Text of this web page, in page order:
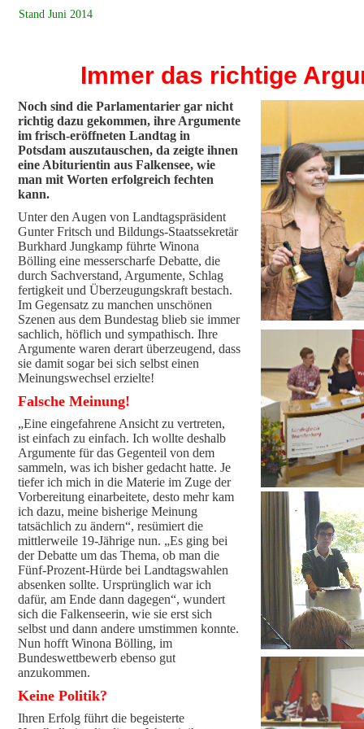
Immer das richtige
Stand Juni 2014
Noch sind die Parlamentarier gar nicht
richtig dazu gekommen, ihre Argumente
im frisch-eröffneten Landtag in
Potsdam auszutauschen, da zeigte ihnen
eine Abiturientin aus Falkensee, wie
man mit Worten erfolgreich fechten
kann.
Unter den Augen von Landtagspräsident
Gunter Fritsch und Bildungs-Staatssekretär
Burkhard Jungkamp führte Winona
Bölling eine messerscharfe Debatte, die
durch Sachverstand, Argumente, Schlag
fertigkeit und Überzeugungskraft bestach.
Im Gegensatz zu manchen unschönen
Szenen aus dem Bundestag blieb sie immer
sachlich, höflich und sympathisch. Ihre
Argumente waren derart überzeugend, dass
sie damit sogar bei sich selbst einen
Meinungswechsel erzielte!
Falsche Meinung!
„Eine eingefahrene Ansicht zu vertreten,
ist einfach zu einfach. Ich wollte deshalb
Argumente für das Gegenteil von dem
sammeln, was ich bisher gedacht hatte. Je
tiefer ich mich in die Materie im Zuge der
Vorbereitung einarbeitete, desto mehr kam
ich dazu, meine bisherige Meinung
tatsächlich zu ändern“, resümiert die
mittlerweile 19-Jährige nun. „Es ging bei
der Debatte um das Thema, ob man die
Fünf-Prozent-Hürde bei Landtagswahlen
absenken sollte. Ursprünglich war ich
dafür, am Ende dann dagegen“, wundert
sich die Falkenseerin, wie sie erst sich
selbst und dann andere umstimmen konnte.
Nun hofft Winona Bölling, im
Bundeswettbewerb ebenso gut
anzukommen.
Keine Politik?
Ihren Erfolg führt die begeisterte